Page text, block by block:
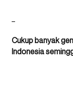
Cukup banyak
Indonesia